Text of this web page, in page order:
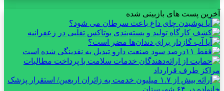
آخرین پست های بازبینی شده